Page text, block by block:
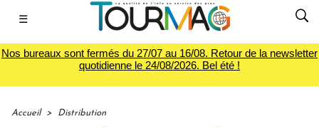
☰
Nos bureaux sont fermés du 27/07 au 16/08. Retour de la newsletter
quotidienne le 24/08/2026. Bel été !
Accueil > Distribution